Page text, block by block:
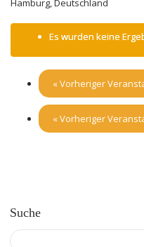
Hamburg,Deutschland
Es wurden keine
«Vorheriger
«Vorheriger
Suche